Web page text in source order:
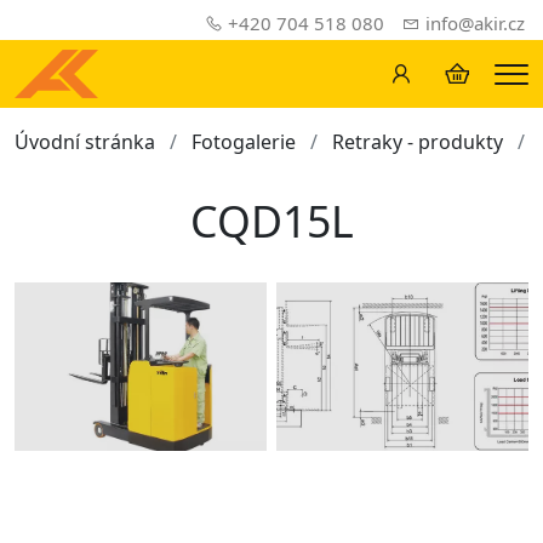
+420 704 518 080 info@akir.cz
Úvodní stránka Fotogalerie Retraky - produkty
CQD15L